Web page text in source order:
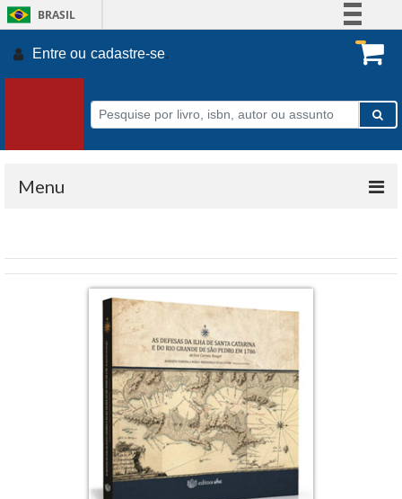
BRASIL
Participe
Acesso à informação
Legislação
Entre ou cadastre-se.
Menu